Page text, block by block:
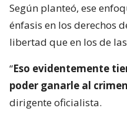
Según planteó, ese
énfasis en los derechos
libertad que en los de
“Eso evidentemente
poder ganarle al
dirigente oficialista.